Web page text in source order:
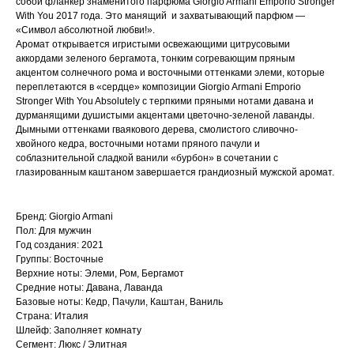
With You 2017 года. Это манящий и захватывающий парфюм —
«Символ абсолютной любви!».
Аромат открывается игристыми освежающими цитрусовыми
аккордами зеленого бергамота, тонким согревающим пряным
акцентом солнечного рома и восточными оттенками элеми, которые
переплетаются в «сердце» композиции Giorgio Armani Emporio
Stronger With You Absolutely с терпкими пряными нотами давана и
дурманящими душистыми акцентами цветочно-зеленой лаванды.
Дымными оттенками гваякового дерева, смолистого сливочно-
хвойного кедра, восточными нотами пряного пачули и
соблазнительной сладкой ванили «бурбон» в сочетании с
глазированным каштаном завершается грандиозный мужской аромат.
Бренд: Giorgio Armani
Пол: Для мужчин
Год создания: 2021
Группы: Восточные
Верхние ноты: Элеми, Ром, Бергамот
Средние ноты: Давана, Лаванда
Базовые ноты: Кедр, Пачули, Каштан, Ваниль
Страна: Италия
Шлейф: Заполняет комнату
Сегмент: Люкс / Элитная